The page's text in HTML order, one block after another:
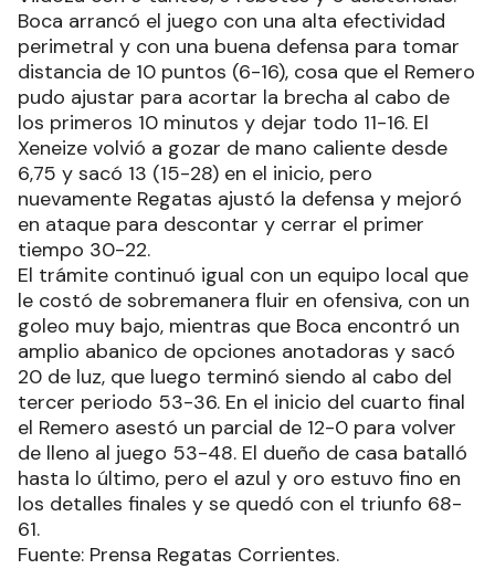
Boca arrancó el juego con una alta efectividad
perimetral y con una buena defensa para tomar
distancia de 10 puntos (6-16), cosa que el Remero
pudo ajustar para acortar la brecha al cabo de
los primeros 10 minutos y dejar todo 11-16. El
Xeneize volvió a gozar de mano caliente desde
6,75 y sacó 13 (15-28) en el inicio, pero
nuevamente Regatas ajustó la defensa y mejoró
en ataque para descontar y cerrar el primer
tiempo 30-22.
El trámite continuó igual con un equipo local que
le costó de sobremanera fluir en ofensiva, con un
goleo muy bajo, mientras que Boca encontró un
amplio abanico de opciones anotadoras y sacó
20 de luz, que luego terminó siendo al cabo del
tercer periodo 53-36. En el inicio del cuarto final
el Remero asestó un parcial de 12-0 para volver
de lleno al juego 53-48. El dueño de casa batalló
hasta lo último, pero el azul y oro estuvo fino en
los detalles finales y se quedó con el triunfo 68-
61.
Fuente: Prensa Regatas Corrientes.